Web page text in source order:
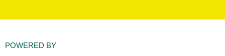
POWERED BY